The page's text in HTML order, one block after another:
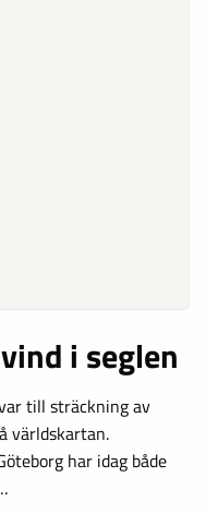
i seglen
till sträckning av
världskartan.
har idag både